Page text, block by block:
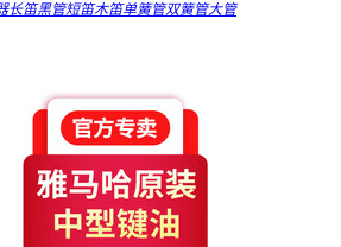
长笛黑管短笛木笛单簧管双簧管大管